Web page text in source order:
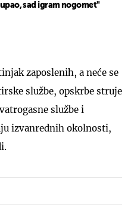
sad igram nogomet"
zaposlenih, a neće se
službe, opskrbe struje
službe i
izvanrednih okolnosti,